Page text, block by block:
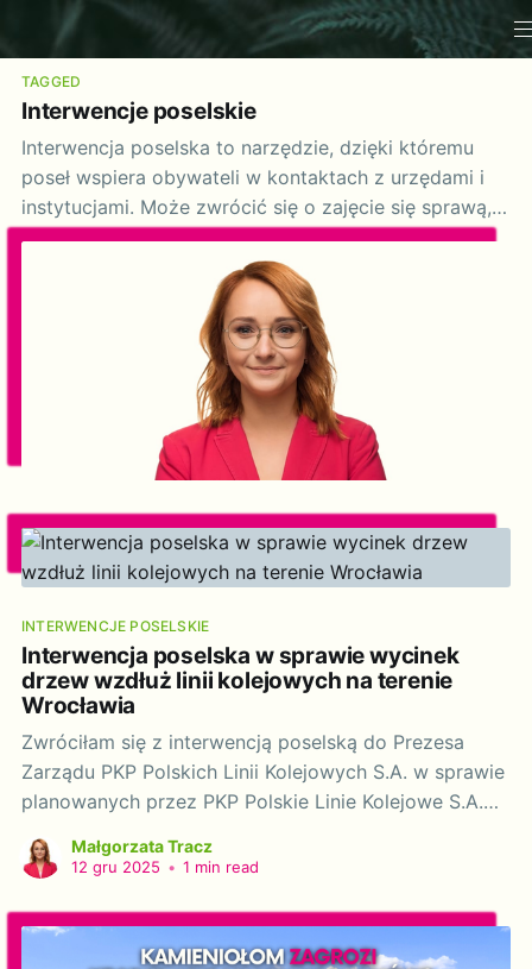
TAGGED
Interwencje poselskie
Interwencja poselska to narzędzie, dzięki któremu
poseł wspiera obywateli w kontaktach z urzędami i
instytucjami. Może zwrócić się o zajęcie się sprawą, a
odpowiedź musi nadejść w 14 dni. Poseł nie
rozwiązuje problemu, lecz pilnuje, by był traktowany
poważnie i zgodnie z prawem.
INTERWENCJE POSELSKIE
Interwencja poselska w sprawie wycinek
drzew wzdłuż linii kolejowych na terenie
Wrocławia
Zwróciłam się z interwencją poselską do Prezesa
Zarządu PKP Polskich Linii Kolejowych S.A. w sprawie
planowanych przez PKP Polskie Linie Kolejowe S.A.
Wrocławia.
Małgorzata Tracz
12 gru 2025 • 1 min read